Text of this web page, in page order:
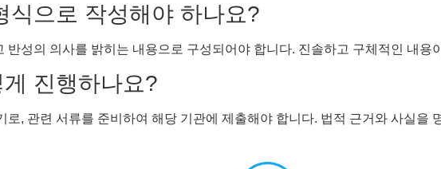
식으로 작성해야 하나요?
반성의 의사를 밝히는 내용으로 구성되어야 합니다. 진솔하고 구체적인 내용
진행하나요?
로, 관련 서류를 준비하여 해당 기관에 제출해야 합니다. 법적 근거와 사실을